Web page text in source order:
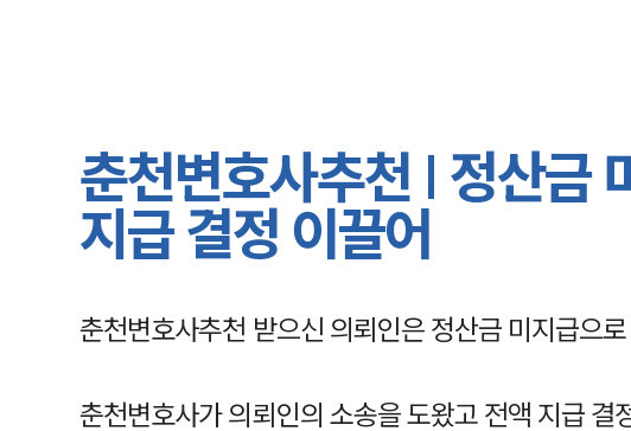
춘천변호사추천 | 정산금
지급 결정 이끌어
춘천변호사추천 받으신 의뢰인은 정산금 미지급으
춘천변호사가 의뢰인의 소송을 도왔고 전액 지급 결